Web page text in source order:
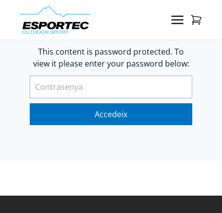
This content is password protected. To
view it please enter your password below: